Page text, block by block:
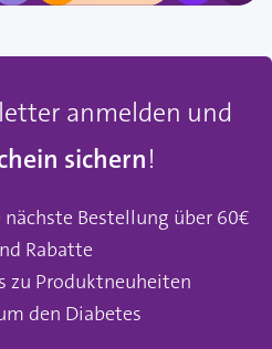
anmelden und
sichern!
Bestellung über 60€
Rabatte
zu Produktneuheiten
den Diabetes